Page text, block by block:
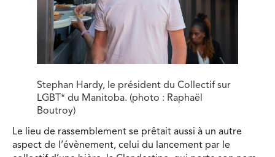
Stephan Hardy, le président du Collectif sur
LGBT* du Manitoba. (photo : Raphaël
Boutroy)
Le lieu de rassemblement se prêtait aussi à un autre
aspect de l’évènement, celui du lancement par le